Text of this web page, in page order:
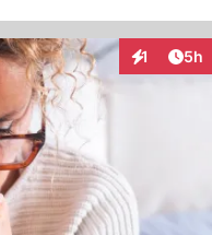
1 5h